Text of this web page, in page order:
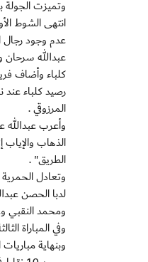
وتميزت الجولة
انتهى الشوط
عدم وجود رجال
عبدالله
رصيد كلباء
المرزوقي .
وأعرب عبدالله
الذهاب
الطريق" .
ومحمد النقبي
وفي المباراة